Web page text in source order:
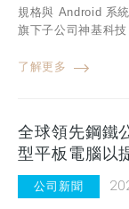
規格與 Android 系
旗下子公司神基科
了解更多
全球領先鋼鐵
型平板電腦以
公司新聞